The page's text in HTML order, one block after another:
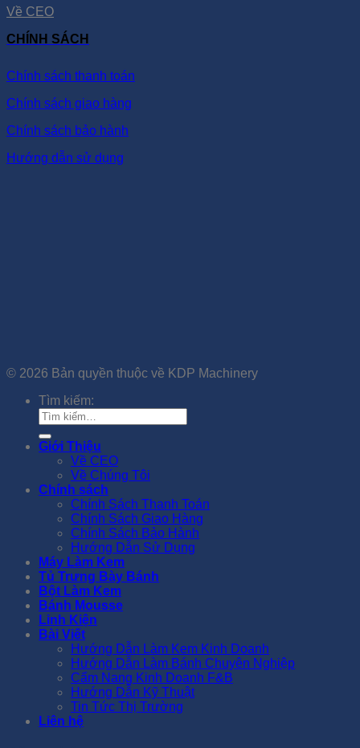
Về CEO
CHÍNH SÁCH
Chính sách thanh toán
Chính sách giao hàng
Chính sách bảo hành
Hướng dẫn sử dụng
© 2026 Bản quyền thuộc về KDP Machinery
Tìm kiếm:
Giới Thiệu
Về CEO
Về Chúng Tôi
Chính sách
Chính Sách Thanh Toán
Chính Sách Giao Hàng
Chính Sách Bảo Hành
Hướng Dẫn Sử Dụng
Máy Làm Kem
Tủ Trưng Bày Bánh
Bột Làm Kem
Bánh Mousse
Linh Kiện
Bài Viết
Hướng Dẫn Làm Kem Kinh Doanh
Hướng Dẫn Làm Bánh Chuyên Nghiệp
Cẩm Nang Kinh Doanh F&B
Hướng Dẫn Kỹ Thuật
Tin Tức Thị Trường
Liên hệ